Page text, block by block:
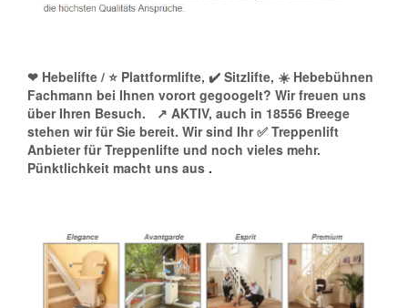
❤ Hebelifte / ⭐ Plattformlifte, ✔️ Sitzlifte, ☀️ Hebebühnen
Fachmann bei Ihnen vorort gegoogelt? Wir freuen uns
über Ihren Besuch.
↗️ AKTIV, auch in 18556 Breege
stehen wir für Sie bereit. Wir sind Ihr ✅ Treppenlift
Anbieter für Treppenlifte und noch vieles mehr.
Pünktlichkeit macht uns aus .